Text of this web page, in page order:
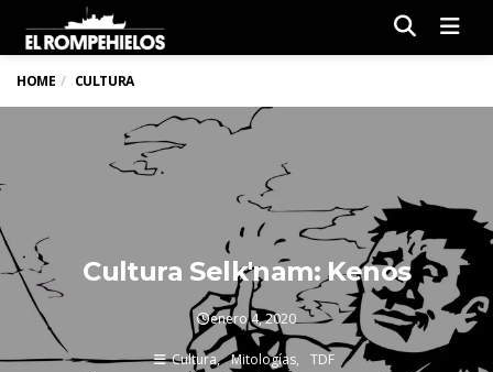
HOME CULTURA
Cultura Selk'nam: Kenos
enero 4, 2020
Cultura Mitologías TDF